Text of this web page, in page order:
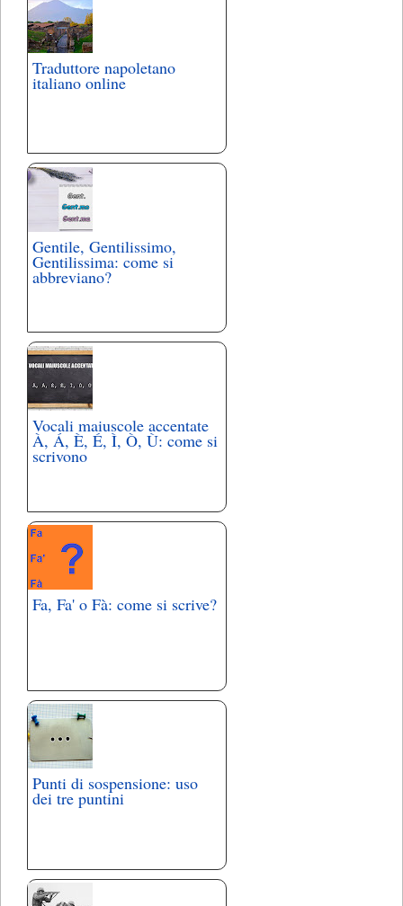
Traduttore napoletano
italiano online
Gentile, Gentilissimo,
Gentilissima: come si
abbreviano?
Vocali maiuscole accentate
À, Á, È, É, Ì, Ò, Ù: come si
scrivono
Fa, Fa' o Fà: come si scrive?
Punti di sospensione: uso
dei tre puntini